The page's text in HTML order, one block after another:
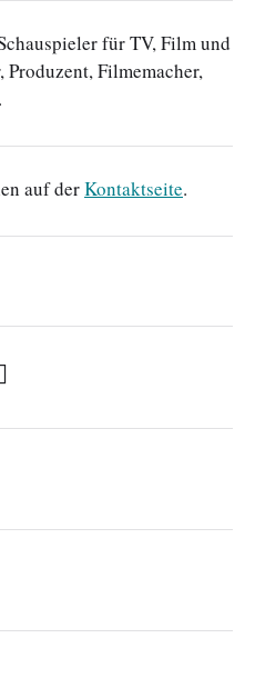
für TV, Film und
Produzent, Filmemacher,
auf derKontaktseite.